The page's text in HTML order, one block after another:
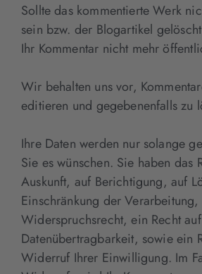
Sollte das kommentierte Werk
sein bzw. der Blogartikel
Ihr Kommentar nicht mehr
Wir behalten uns vor,
editieren und gegebenenfalls zu
Ihre Daten werden nur solange
Sie es wünschen. Sie haben das
Auskunft, auf Berichtigung, auf
Einschränkung der
Widerspruchsrecht, ein Recht auf
Datenübertragbarkeit, sowie ein
Widerruf Ihrer Einwilligung. Im